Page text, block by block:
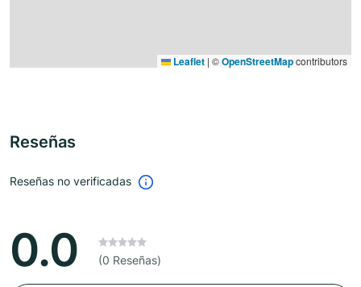
Leaflet | ©OpenStreetMapcontributors
Reseñas
Reseñas no verificadas
0.0 (0 Reseñas)